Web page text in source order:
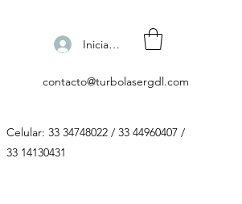
Iniciar sesión
contacto@turbolasergdl.com
Celular: 33 34748022 / 33 44960407 /
33 14130431